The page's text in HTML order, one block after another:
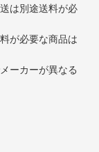
は別途送料が必
が必要な商品は
ーカーが異なる